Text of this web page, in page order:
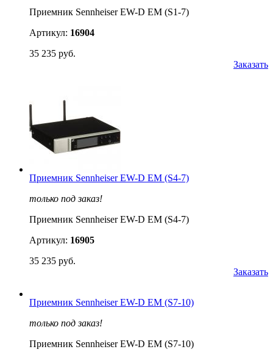
Приемник Sennheiser EW-D EM (S1-7)
Артикул: 16904
35 235 руб.
Заказать
Приемник Sennheiser EW-D EM (S4-7)
только под заказ!
Приемник Sennheiser EW-D EM (S4-7)
Артикул: 16905
35 235 руб.
Заказать
Приемник Sennheiser EW-D EM (S7-10)
только под заказ!
Приемник Sennheiser EW-D EM (S7-10)